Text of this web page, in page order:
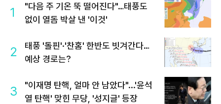
1
"다음 주 기온 뚝 떨어진다"…태풍도
없이 열돔 박살 낸 '이것'
2
태풍 '돌핀'·'찬홈' 한반도 빗겨간다…
예상 경로는?
3
"이재명 탄핵, 얼마 안 남았다"...'윤석
열 탄핵' 맞힌 무당, '성지글' 등장